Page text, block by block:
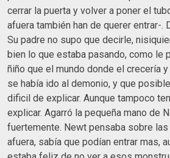
cerrar la puerta y volver a poner el
afuera también han de querer entrar-.
Su padre no supo que decirle,
bien lo que estaba pasando, como le
ñiño que el mundo donde el crecería
se había ido al demonio, y que
dificil de explicar. Aunque tampoco
explicar. Agarró la pequeña mano de
fuertemente. Newt pensaba sobre
afuera, sabía que podían entrar mas,